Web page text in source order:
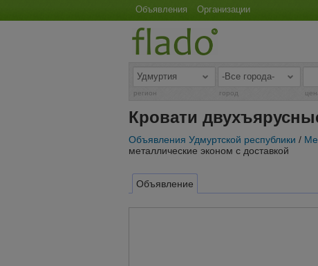
Объявления Организации
регион город
Кровати
Объявления Удмуртской республики /
металлические эконом с доставкой
Объявление